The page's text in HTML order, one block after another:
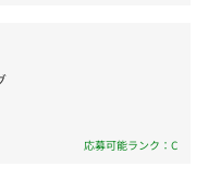
）の受験料／更新料の
深夜残業手当 10時
研修の実施および受講
容
ステムなどを提供
注力しています。
ており、どのプロ
定義～基本設計の
応募可能ランク：C